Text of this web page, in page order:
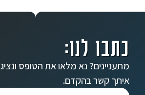
כתבו לנו:
מתעניינים? נא מלאו את הטופס
איתך קשר בהקדם.